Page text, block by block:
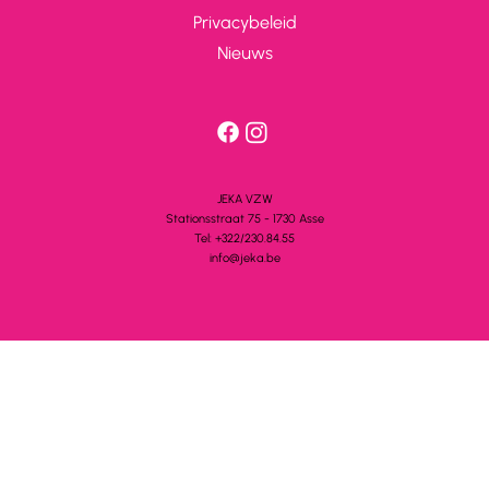
JEKA VZW
Stationsstraat 75 - 1730 Asse
Tel: +322/230.84.55
info@jeka.be
Privacybeleid
Nieuws